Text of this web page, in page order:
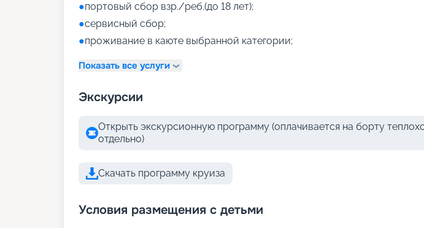
●портовый сбор взр./реб.(до 18 лет);
●сервисный сбор;
●проживание в каюте выбранной категории;
Показать все услуги
Экскурсии
Открыть экскурсионную программу (оплачивается на борту
отдельно)
Скачать программу круиза
Условия размещения с детьми